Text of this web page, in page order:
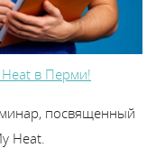
в Перми!
посвященный
Heat.